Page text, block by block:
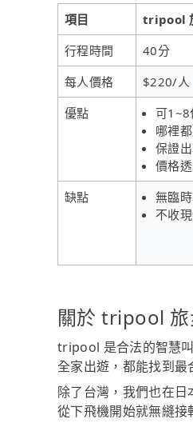
項目 tripool
行程時間
40分
每人價格
$220/人
優點
可1~8
哪裡
保證
價格
缺點
無臨
不收
關於 tripool 旅
tripool 是合法的智慧
全家出遊，都能找到最
除了台灣，我們也在
從下飛機開始就無縫接